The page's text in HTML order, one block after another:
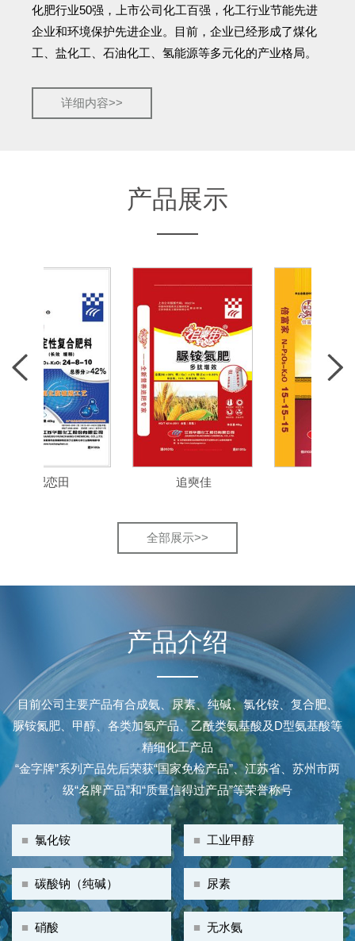
化肥行业50强，上市公司化工百强，化工行业节能先进
企业和环境保护先进企业。目前，企业已经形成了煤化
工、盐化工、石油化工、氢能源等多元化的产业格局。
详细内容>>
产品展示
肥恋田 追奭佳
全部展示>>
产品介绍
目前公司主要产品有合成氨、尿素、纯碱、氯化铵、复合肥、
脲铵氮肥、甲醇、各类加氢产品、乙酰类氨基酸及D型氨基酸等
精细化工产品
“金字牌”系列产品先后荣获“国家免检产品”、江苏省、苏州市两
级“名牌产品”和“质量信得过产品”等荣誉称号
■ 工业甲醇
■ 氯化铵
■ 尿素
■ 碳酸钠（纯碱）
■无水氨
■ 硝酸